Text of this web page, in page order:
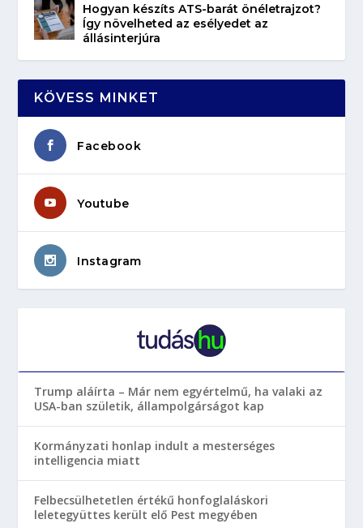
Hogyan készíts ATS-barát önéletrajzot?
Így növelheted az esélyedet az
állásinterjúra
KÖVESS MINKET
Facebook
Youtube
Instagram
Trump aláírta – Már nem egyértelmű, ha valaki az
USA-ban születik, állampolgárságot kap
Kormányzati honlap indult a mesterséges
intelligencia miatt
Felbecsülhetetlen értékű honfoglaláskori
leletegyüttes került elő Pest megyében